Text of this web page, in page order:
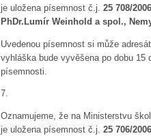
je uložena písemnost č.j. 25 708/
PhDr.Lumír Weinhold a spol.,
Uvedenou písemnost si může
vyhláška bude vyvěšena po dobu 15
písemnosti.
7.
Oznamujeme, že na Ministerstvu
je uložena písemnost č.j. 25 706/